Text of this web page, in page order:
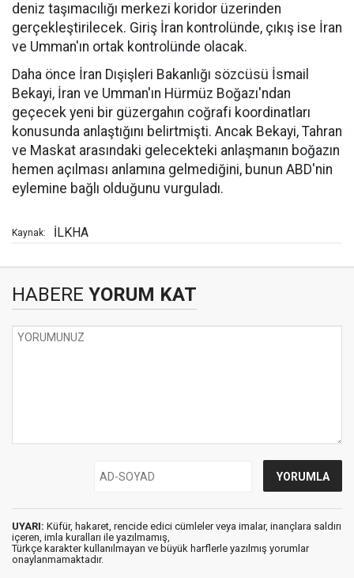
deniz taşımacılığı merkezi koridor üzerinden
gerçekleştirilecek. Giriş İran kontrolünde, çıkış ise İran
ve Umman'ın ortak kontrolünde olacak.
Daha önce İran Dışişleri Bakanlığı sözcüsü İsmail
Bekayi, İran ve Umman'ın Hürmüz Boğazı'ndan
geçecek yeni bir güzergahın coğrafi koordinatları
konusunda anlaştığını belirtmişti. Ancak Bekayi, Tahran
ve Maskat arasındaki gelecekteki anlaşmanın boğazın
hemen açılması anlamına gelmediğini, bunun ABD'nin
eylemine bağlı olduğunu vurguladı.
Kaynak: İLKHA
HABERE YORUM KAT
UYARI: Küfür, hakaret, rencide edici cümleler veya imalar, inançlara saldırı
içeren, imla kuralları ile yazılmamış,
Türkçe karakter kullanılmayan ve büyük harflerle yazılmış yorumlar
onaylanmamaktadır.